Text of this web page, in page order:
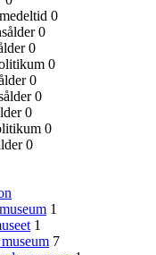
0
0
0
0
0
0
0
0
0
1
1
7